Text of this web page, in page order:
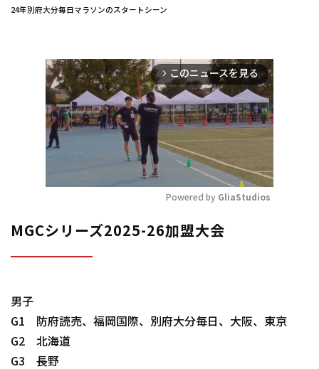
24年別府大分毎日マラソンのスタートシーン
arrow_forward_ios このニュースを見る
Powered by GliaStudios
MGCシリーズ2025-26加盟大会
男子
G1 防府読売、福岡国際、別府大分毎日、大阪、東京
G2 北海道
G3 長野